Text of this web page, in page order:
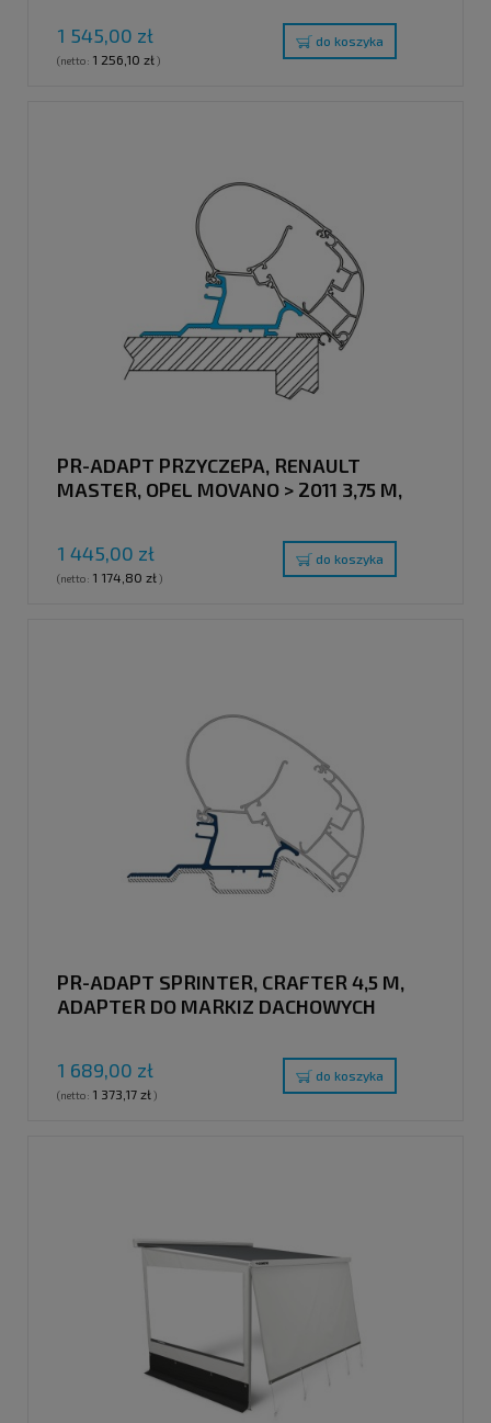
1 545,00 zł
(netto: 1 256,10 zł)
do koszyka
PR-ADAPT PRZYCZEPA, RENAULT
MASTER, OPEL MOVANO > 2011 3,75 M,
1 445,00 zł
(netto: 1 174,80 zł)
do koszyka
PR-ADAPT SPRINTER, CRAFTER 4,5 M,
ADAPTER DO MARKIZ DACHOWYCH
1 689,00 zł
(netto: 1 373,17 zł)
do koszyka